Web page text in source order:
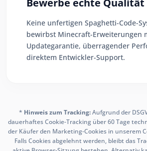
Keine unfertigen Spaghetti-Code-
bewirbst Minecraft-Erweiterungen
Updategarantie, überragender
direktem Entwickler-Support.
* Hinweis zum Tracking:Aufgrund der
dauerhaftes Cookie-Tracking über 60 Tage
der Käufer den Marketing-Cookies in unserem
Falls Cookies abgelehnt werden, bleibt das